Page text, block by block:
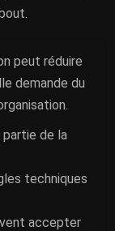
peut réduire
demande du
partie de la
techniques
accepter